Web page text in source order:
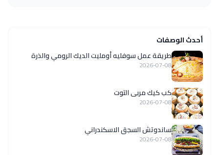
أحدث الوصفات
طريقة عمل سوفليه أومليت الديك الرومي والذرة
2026-07-08
كب كيك مربى التوت
2026-07-08
ساندوتش السجق الاسكندراني
2026-07-08